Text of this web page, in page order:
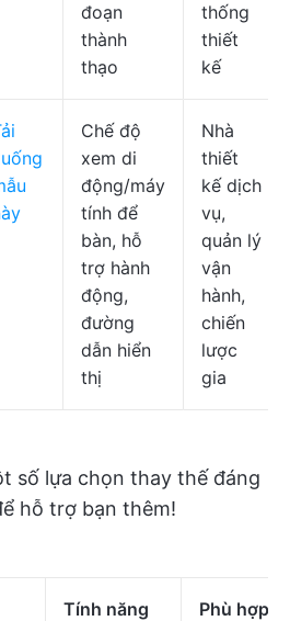
đoạn
thành
thạo
thống
thiết
kế
Chế độ
xem di
động/máy
tính để
bàn, hỗ
trợ hành
động,
đường
dẫn hiển
thị
Nhà
thiết
kế dịch
vụ,
quản lý
vận
hành,
chiến
lược
gia
số lựa chọn thay thế đáng
hỗ trợ bạn thêm!
Tính năng
Phù hợp